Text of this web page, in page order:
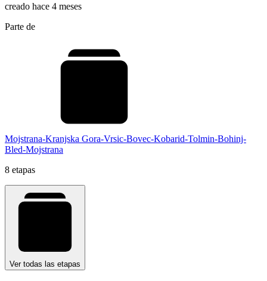
creado hace 4 meses
Parte de
Mojstrana-Kranjska Gora-Vrsic-Bovec-Kobarid-Tolmin-Bohinj-
Bled-Mojstrana
8 etapas
Ver todas las etapas